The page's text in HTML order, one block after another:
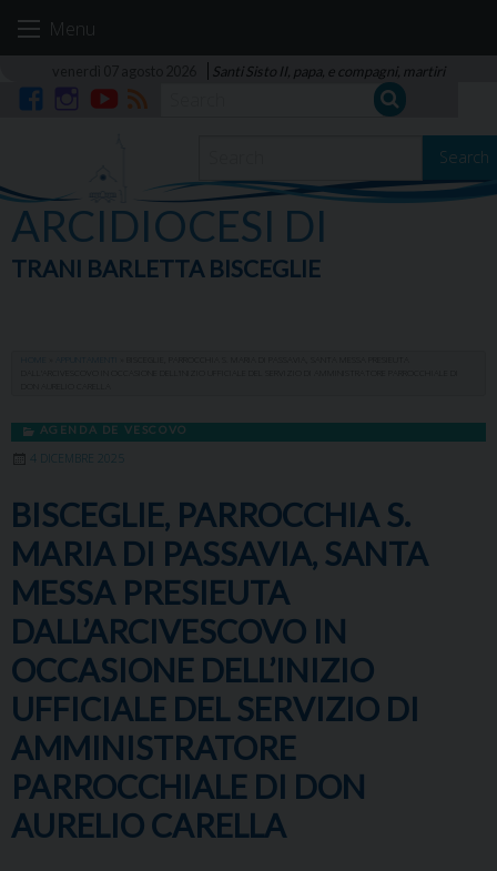
Menu
Santi Sisto II, papa, e compagni, martiri
Search
ARCIDIOCESI DI
TRANI BARLETTA BISCEGLIE
AGENDA DE VESCOVO
4 DICEMBRE 2025
BISCEGLIE, PARROCCHIA S.
MARIA DI PASSAVIA, SANTA
MESSA PRESIEUTA
DALL’ARCIVESCOVO IN
OCCASIONE DELL’INIZIO
UFFICIALE DEL SERVIZIO DI
AMMINISTRATORE
PARROCCHIALE DI DON
AURELIO CARELLA